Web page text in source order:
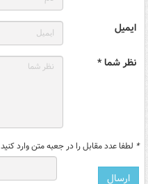
ایمیل
نظر شما *
* لطفا عدد مقابل را در جعبه متن وارد کنید